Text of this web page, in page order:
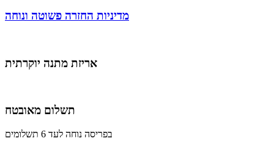
מדיניות החזרה פשוטה ונוחה
אריזת מתנה יוקרתית
תשלום מאובטח
בפריסה נוחה לעד 6 תשלומים